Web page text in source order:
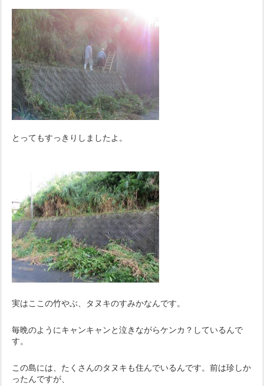
とってもすっきりしましたよ。
実はここの竹やぶ、タヌキのすみかなんです。
毎晩のようにキャンキャンと泣きながらケンカ？しているんで
す。
この島には、たくさんのタヌキも住んでいるんです。前は珍しか
ったんですが、